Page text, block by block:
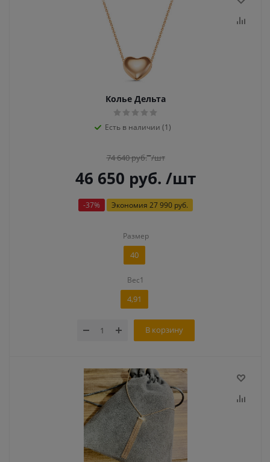
Колье Дельта
Есть в наличии (1)
74 640руб. /шт
46 650 руб. /шт
-37% Экономия 27 990 руб.
Размер
40
Вес1
4,91
В корзину